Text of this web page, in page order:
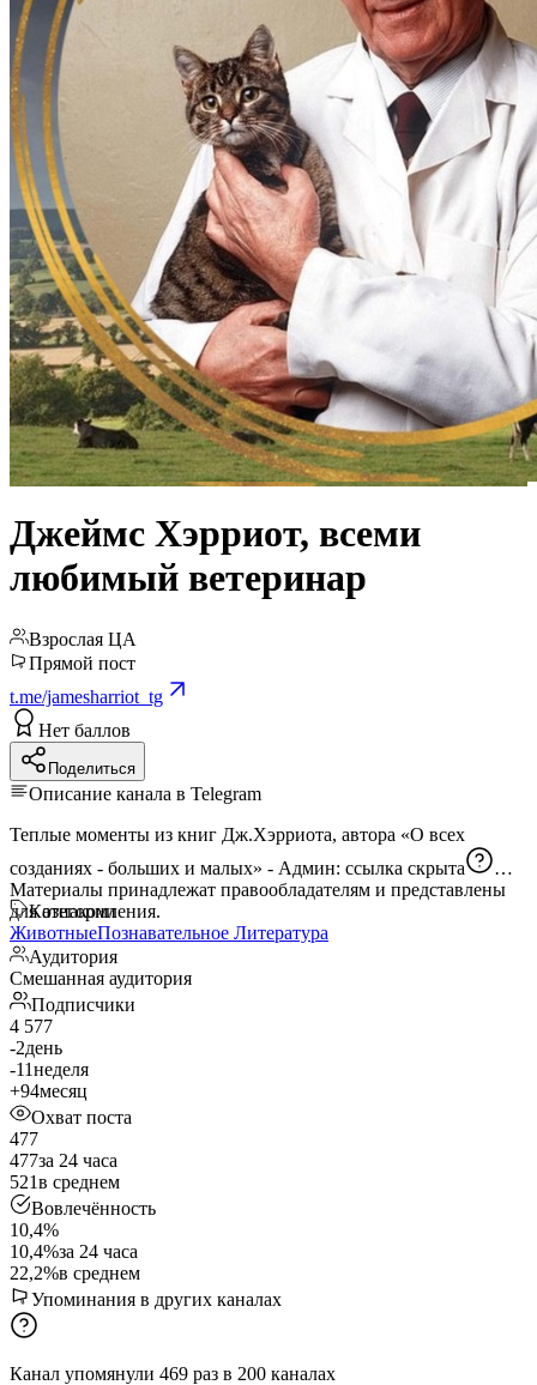
Джеймс Хэрриот, всеми
любимый ветеринар
Взрослая ЦА
Прямой пост
t.me/jamesharriot_tg
Нет баллов
Поделиться
Описание канала в Telegram
Теплые моменты из книг Дж.Хэрриота, автора «О всех
созданиях - больших и малых» - Админ: ссылка скрыта
Материалы принадлежат правообладателям и представлены
для ознакомления.
Категории
ЖивотныеПознавательное Литература
Аудитория
Смешанная аудитория
Подписчики
4 577
-2день
-11неделя
+94месяц
Охват поста
477
477за 24 часа
521в среднем
Вовлечённость
10,4%
10,4%за 24 часа
22,2%в среднем
Упоминания в других каналах
Канал упомянули 469 раз в 200 каналах